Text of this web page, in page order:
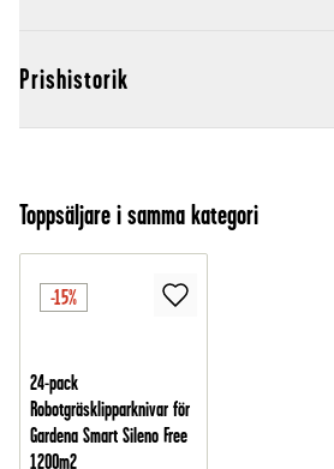
Prishistorik
Toppsäljare i samma kategori
-15%
24-pack
Robotgräsklipparknivar för
Gardena Smart Sileno Free
1200m2